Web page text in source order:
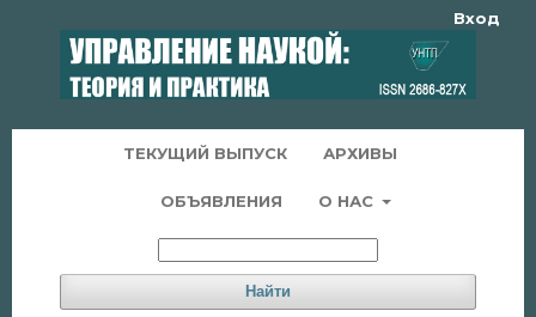
ТЕКУЩИЙ ВЫПУСК АРХИВЫ
ОБЪЯВЛЕНИЯ О НАС
Найти
Вход